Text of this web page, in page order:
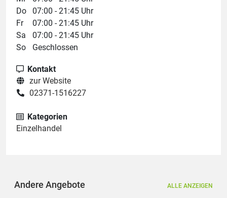
Do
07:00 - 21:45 Uhr
Fr
07:00 - 21:45 Uhr
Sa
07:00 - 21:45 Uhr
So
Geschlossen
Kontakt
zur Website
02371-1516227
Kategorien
Einzelhandel
Andere Angebote ALLE ANZEIGEN